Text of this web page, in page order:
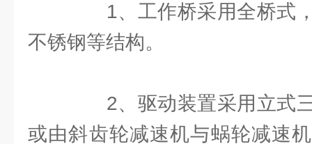
1、工作桥采用全桥式，
不锈钢等结构。
2、驱动装置采用立式三
或由斜齿轮减速机与蜗轮减速